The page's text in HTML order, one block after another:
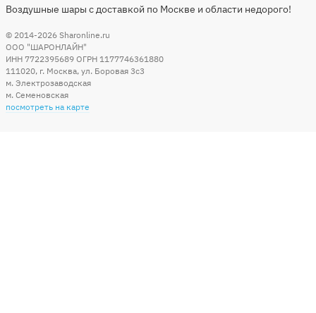
Воздушные шары с доставкой по Москве и области недорого!
© 2014-2026 Sharonline.ru
ООО "ШАРОНЛАЙН"
ИНН 7722395689 ОГРН 1177746361880
111020, г. Москва, ул. Боровая 3c3
м. Электрозаводская
м. Семеновская
посмотреть на карте